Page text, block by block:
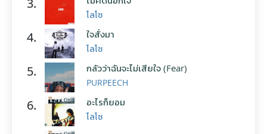
3.
โลโซ
4. ใจสั่งมา
โลโซ
5. กลัวว่าฉันจะไม่เสียใจ (Fear)
PURPEECH
6. อะไรก็ยอม
โลโซ